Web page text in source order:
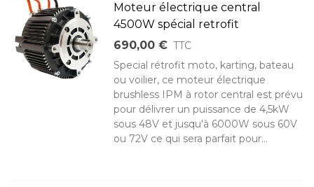
Moteur électrique central
4500W spécial retrofit
690,00 € TTC
Special rétrofit moto, karting, bateau
ou voilier, ce moteur électrique
brushless IPM à rotor central est prévu
pour délivrer un puissance de 4,5kW
sous 48V et jusqu'à 6000W sous 60V
ou 72V ce qui sera parfait pour...